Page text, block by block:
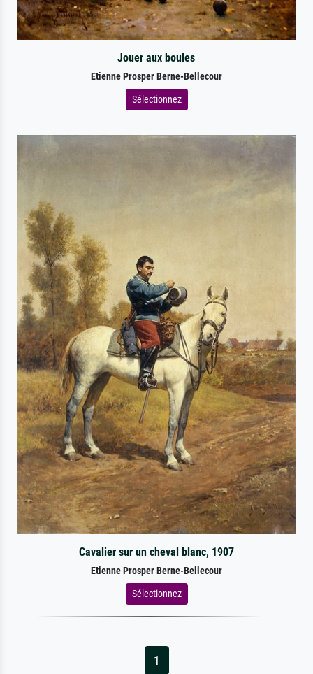
Jouer aux boules
Etienne Prosper Berne-Bellecour
Sélectionnez
Cavalier sur un cheval blanc, 1907
Etienne Prosper Berne-Bellecour
Sélectionnez
1